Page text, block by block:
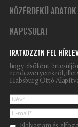
KÖZÉRDEKŰ ADATOK
KAPCSOLAT
IRATKOZZON FEL
hogy elsőként
rendezvényeinkről,
Habsburg Ottó
Please leave this